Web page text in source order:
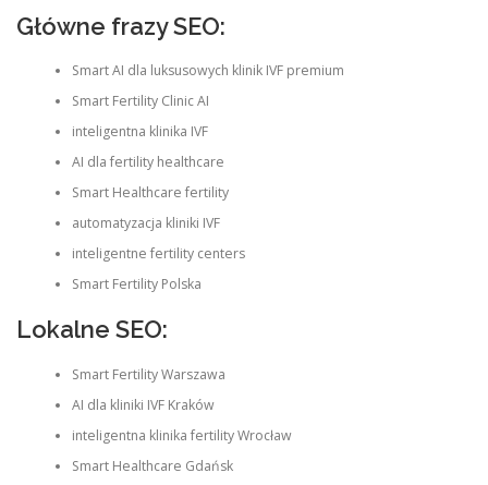
Główne frazy SEO:
Smart AI dla luksusowych klinik IVF premium
Smart Fertility Clinic AI
inteligentna klinika IVF
AI dla fertility healthcare
Smart Healthcare fertility
automatyzacja kliniki IVF
inteligentne fertility centers
Smart Fertility Polska
Lokalne SEO:
Smart Fertility Warszawa
AI dla kliniki IVF Kraków
inteligentna klinika fertility Wrocław
Smart Healthcare Gdańsk